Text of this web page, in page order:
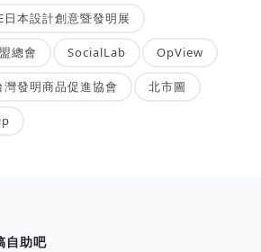
日本設計創意暨發明展
總會 SocialLab OpView
灣發明商品促進協會 北市圖
自助吧